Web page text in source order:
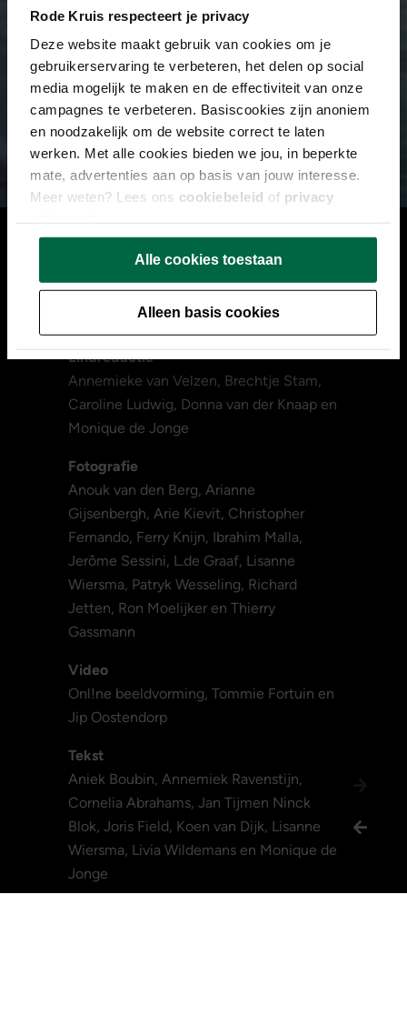
Rode Kruis respecteert je privacy
Deze website maakt gebruik van cookies om je
gebruikerservaring te verbeteren, het delen op social
media mogelijk te maken en de effectiviteit van onze
campagnes te verbeteren. Basiscookies zijn anoniem
en noodzakelijk om de website correct te laten
werken. Met alle cookies bieden we jou, in beperkte
mate, advertenties aan op basis van jouw interesse.
Meer weten? Lees ons cookiebeleid of privacy
Alle cookies toestaan
Alleen basis cookies
Hoofdredactie en coördinatie
Lisanne Wiersma
Eindredactie
Annemieke van Velzen, Brechtje Stam,
Caroline Ludwig, Donna van der Knaap en
Monique de Jonge
Fotografie
Anouk van den Berg, Arianne
Gijsenbergh, Arie Kievit, Christopher
Fernando, Ferry Knijn, Ibrahim Malla,
Jerôme Sessini, L.de Graaf, Lisanne
Wiersma, Patryk Wesseling, Richard
Jetten, Ron Moelijker en Thierry
Gassmann
Video
Onl!ne beeldvorming, Tommie Fortuin en
Jip Oostendorp
Tekst
Aniek Boubin, Annemiek Ravenstijn,
Cornelia Abrahams, Jan Tijmen Ninck
Blok, Joris Field, Koen van Dijk, Lisanne
Wiersma, Livia Wildemans en Monique de
Jonge